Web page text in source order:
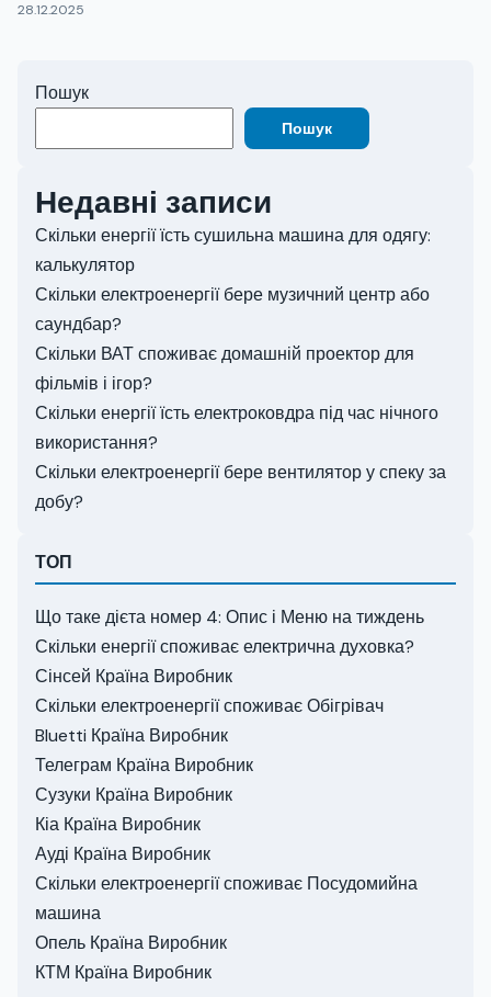
28.12.2025
Пошук
Пошук
Недавні записи
Скільки енергії їсть сушильна машина для одягу:
калькулятор
Скільки електроенергії бере музичний центр або
саундбар?
Скільки ВАТ споживає домашній проектор для
фільмів і ігор?
Скільки енергії їсть електроковдра під час нічного
використання?
Скільки електроенергії бере вентилятор у спеку за
добу?
ТОП
Що таке дієта номер 4: Опис і Меню на тиждень
Скільки енергії споживає електрична духовка?
Сінсей Країна Виробник
Скільки електроенергії споживає Обігрівач
Bluetti Країна Виробник
Телеграм Країна Виробник
Сузуки Країна Виробник
Кіа Країна Виробник
Ауді Країна Виробник
Скільки електроенергії споживає Посудомийна
машина
Опель Країна Виробник
КТМ Країна Виробник